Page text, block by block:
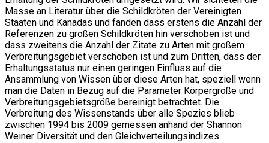
Masse an Literatur über die Schildkröten der Vereinigten
Staaten und Kanadas und fanden dass erstens die Anzahl der
Referenzen zu großen Schildkröten hin verschoben ist und
dass zweitens die Anzahl der Zitate zu Arten mit großem
Verbreitungsgebiet verschoben ist und zum Dritten, dass der
Erhaltungsstatus nur einen geringen Einfluss auf die
Ansammlung von Wissen über diese Arten hat, speziell wenn
man die Daten in Bezug auf die Parameter Körpergröße und
Verbreitungsgebietsgröße bereinigt betrachtet. Die
Verbreitung des Wissenstands über alle Spezies blieb
zwischen 1994 bis 2009 gemessen anhand der Shannon
Weiner Diversität und den Gleichverteilungsindizes